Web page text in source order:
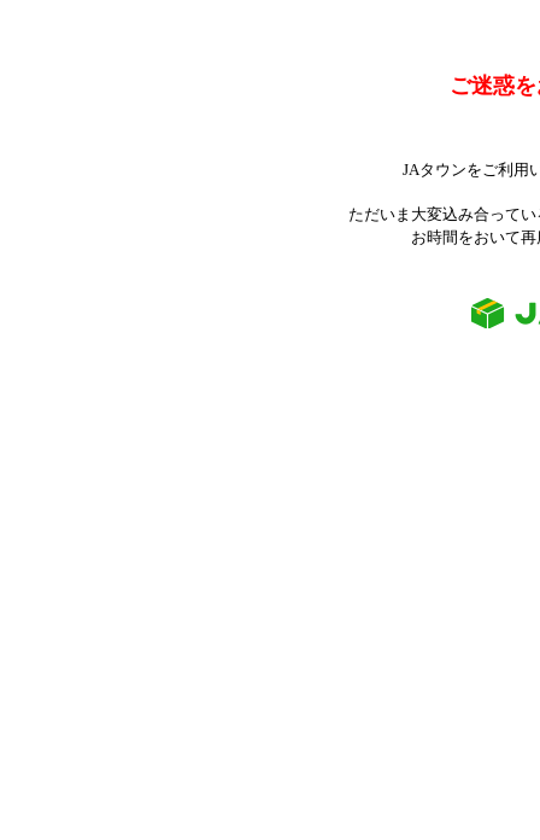
ご迷惑
JAタウンをご利用
ただいま大変込み合って
お時間をおいて